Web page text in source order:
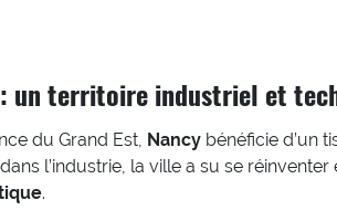
un territoire industriel et
du Grand Est, Nancy bénéficie d’un
l’industrie, la ville a su se
.